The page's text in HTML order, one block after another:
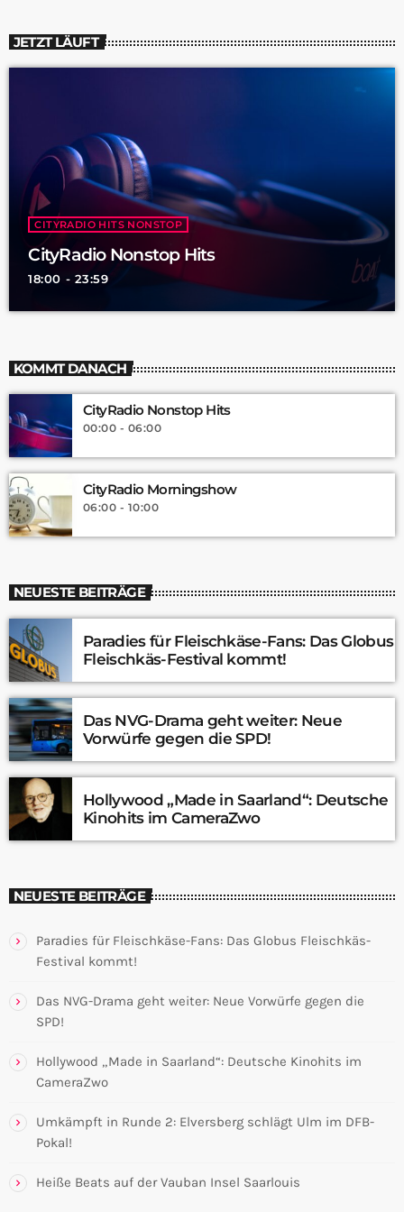
JETZT LÄUFT
CITYRADIO HITS NONSTOP
CityRadio Nonstop Hits
18:00 - 23:59
KOMMT DANACH
CityRadio Nonstop Hits
00:00 - 06:00
CityRadio Morningshow
06:00 - 10:00
NEUESTE BEITRÄGE
Paradies für Fleischkäse-Fans: Das Globus
Fleischkäs-Festival kommt!
Das NVG-Drama geht weiter: Neue
Vorwürfe gegen die SPD!
Hollywood „Made in Saarland“: Deutsche
Kinohits im CameraZwo
NEUESTE BEITRÄGE
Paradies für Fleischkäse-Fans: Das Globus Fleischkäs-
Festival kommt!
Das NVG-Drama geht weiter: Neue Vorwürfe gegen die
SPD!
Hollywood „Made in Saarland“: Deutsche Kinohits im
CameraZwo
Umkämpft in Runde 2: Elversberg schlägt Ulm im DFB-
Pokal!
Heiße Beats auf der Vauban Insel Saarlouis